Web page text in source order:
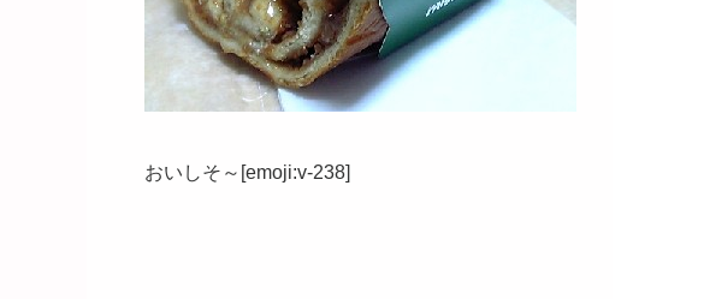
おいしそ～[emoji:v-238]